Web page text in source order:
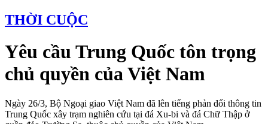
THỜI CUỘC
Yêu cầu Trung Quốc tôn trọng
chủ quyền của Việt Nam
Ngày 26/3, Bộ Ngoại giao Việt Nam đã lên tiếng phản đối thông tin
Trung Quốc xây trạm nghiên cứu tại đá Xu-bi và đá Chữ Thập ở